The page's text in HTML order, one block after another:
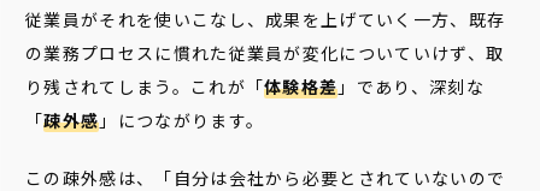
従業員がそれを使いこなし、成果を上げていく一方、既存
の業務プロセスに慣れた従業員が変化についていけず、取
り残されてしまう。これが「体験格差 」であり、深刻な
「疎外感 」につながります。
この疎外感は、「自分は会社から必要とされていないので